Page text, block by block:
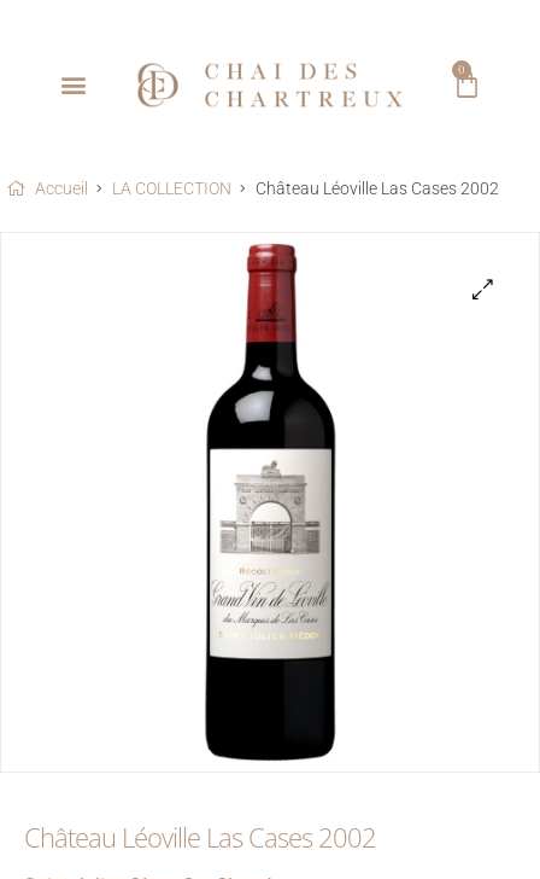
0
Accueil LA COLLECTION Château Léoville Las Cases 2002
Château Léoville Las Cases 2002